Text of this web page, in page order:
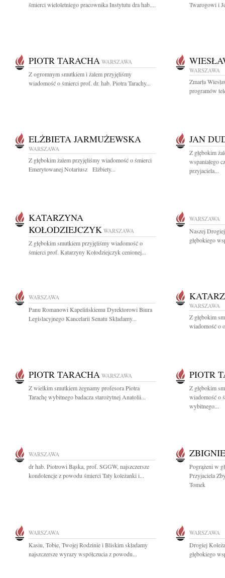
śmierci wieloletniego pracownika Instytutu dra hab....
Twarogowi i
PIOTR TARACHA WARSZAWA
Z ogromnym smutkiem i żalem przyjęliśmy
wiadomość o śmierci prof. dr. hab. Piotra Tarachy...
WARSZAWA
Zmarła
programów
ELŻBIETA JARMUŻEWSKA
WARSZAWA
Z głębokim żalem przyjęliśmy wiadomość o śmierci
Emerytowanej Notariusz Elżbiety...
JAN
Z głębokim
wspaniałego
przyjaciela...
KATARZYNA
KOŁODZIEJCZYK WARSZAWA
Z głębokim smutkiem przyjęliśmy wiadomość o
śmierci prof. Katarzyny Kołodziejczyk cenionej...
WARSZAWA
Naszej
głębokiego
WARSZAWA
Panu Romanowi Kapelińskiemu Dyrektorowi Biura
Legislacyjnego Kancelarii Senatu Składamy...
WARSZAWA
Z głębokim
wiadomość o
PIOTR TARACHA WARSZAWA
Z wielkim smutkiem żegnamy profesora Piotra
Tarachę wybitnego badacza starożytnej Anatolii...
PIOTR
Z głębokim
wiadomość o
wybitnego...
WARSZAWA
dr hab. Piotrowi Bąska, prof. SGGW, najszczersze
kondolencje z powodu śmierci Taty koleżanki i...
Pogrążeni w
Przyjaciela
Tomek
WARSZAWA
Kasiu, Tobie, Twojej Rodzinie i Bliskim składamy
najszczersze wyrazy współczucia z powodu...
WARSZAWA
Drogiej
głębokiego